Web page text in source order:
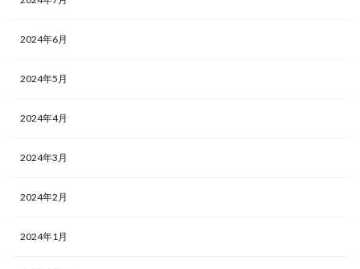
2024年6月
2024年5月
2024年4月
2024年3月
2024年2月
2024年1月